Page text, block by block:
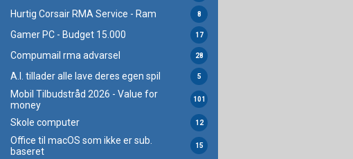
Hurtig Corsair RMA Service - Ram 8
Gamer PC - Budget 15.000 17
Compumail rma advarsel 28
A.I. tillader alle lave deres egen spil 5
Mobil Tilbudstråd 2026 - Value for
money
101
Skole computer 12
Office til macOS som ikke er sub.
baseret
15